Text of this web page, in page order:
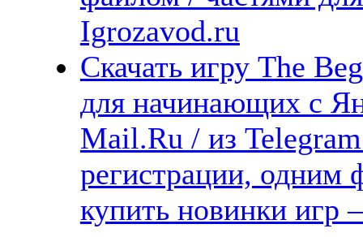
Igrozavod.ru
Скачать игру The
для начинающих с
Mail.Ru / из
регистрации, одним
купить новинки